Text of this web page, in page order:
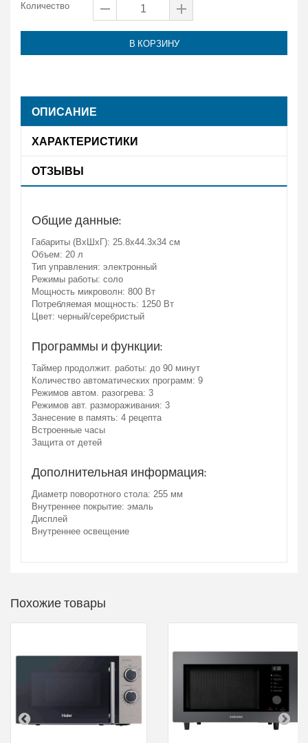
Количество
В КОРЗИНУ
ОПИСАНИЕ
ХАРАКТЕРИСТИКИ
ОТЗЫВЫ
Общие данные:
Габариты (ВхШхГ): 25.8х44.3х34 см
Объем: 20 л
Тип управления: электронный
Режимы работы: соло
Мощность микроволн: 800 Вт
Потребляемая мощность: 1250 Вт
Цвет: черный/серебристый
Программы и функции:
Таймер продолжит. работы: до 90 минут
Количество автоматических программ: 9
Режимов автом. разогрева: 3
Режимов авт. размораживания: 3
Занесение в память: 4 рецепта
Встроенные часы
Защита от детей
Дополнительная информация:
Диаметр поворотного стола: 255 мм
Внутреннее покрытие: эмаль
Дисплей
Внутреннее освещение
Похожие товары